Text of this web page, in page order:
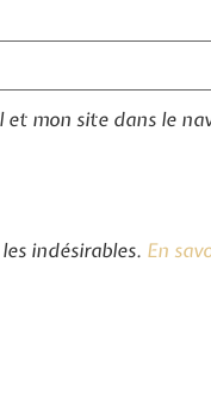
et mon site dans le
indésirables. En